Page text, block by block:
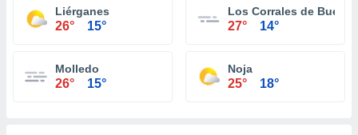
Liérganes
26° 15°
Los Corrales de Buelna
27° 14°
Molledo
26° 15°
Noja
25° 18°